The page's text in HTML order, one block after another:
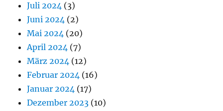
Juli 2024 (3)
Juni 2024 (2)
Mai 2024 (20)
April 2024 (7)
März 2024 (12)
Februar 2024 (16)
Januar 2024 (17)
Dezember 2023 (10)